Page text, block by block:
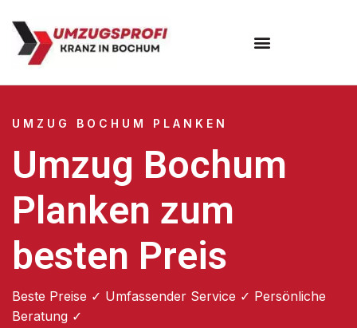
UMZUG BOCHUM PLANKEN
Umzug Bochum
Planken zum
besten Preis
Beste Preise ✓ Umfassender Service ✓ Persönliche
Beratung ✓